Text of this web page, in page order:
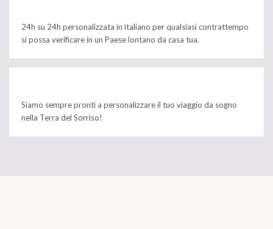
24h su 24h personalizzata in italiano per qualsiasi contrattempo
si possa verificare in un Paese lontano da casa tua.
Siamo sempre pronti a personalizzare il tuo viaggio da sogno
nella Terra del Sorriso!